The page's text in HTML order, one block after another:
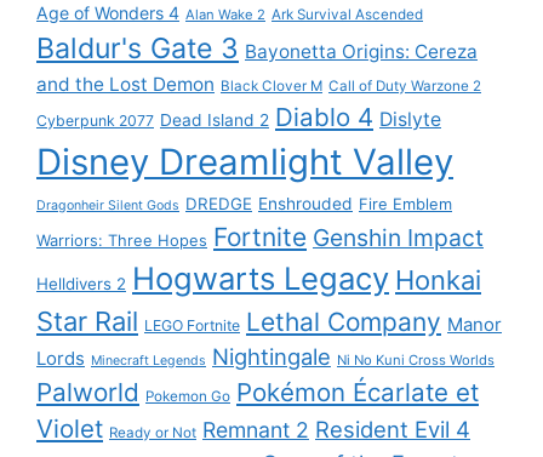
Age of Wonders 4 Alan Wake 2 Ark Survival Ascended
Baldur's Gate 3 Bayonetta Origins: Cereza
and the Lost Demon Black Clover M Call of Duty Warzone 2
Cyberpunk 2077 Dead Island 2 Diablo 4 Dislyte
Disney Dreamlight Valley
Dragonheir Silent Gods DREDGE Enshrouded Fire Emblem
Warriors: Three Hopes Fortnite Genshin Impact
Helldivers 2 Hogwarts Legacy Honkai
Star Rail LEGO Fortnite Lethal Company Manor
Lords Minecraft Legends Nightingale Ni No Kuni Cross Worlds
Palworld Pokemon Go Pokémon Écarlate et
Violet Ready or Not Remnant 2 Resident Evil 4